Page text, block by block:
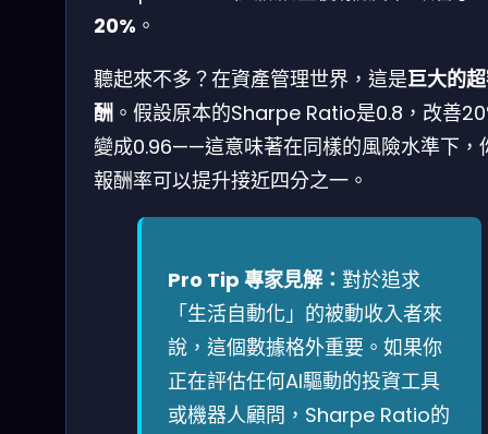
20% 。
聽起來不多？在資產管理世界，這是巨大的
酬 。假設原本的Sharpe Ratio是0.8，改善
變成0.96——這意味著在同樣的風險水準下，
報酬率可以提升接近四分之一。
Pro Tip 專家見解： 對於追求
「生活自動化」的被動收入者來
說，這個數據格外重要。如果你
正在評估任何AI驅動的投資工具
或機器人顧問，Sharpe Ratio的